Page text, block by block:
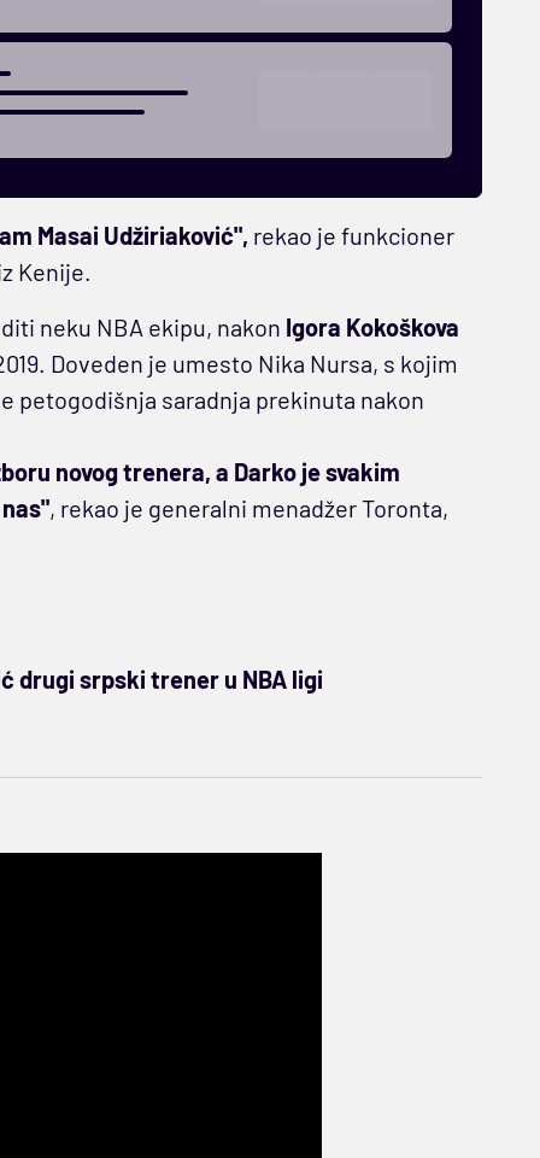
Masai Udžiriaković", rekao je funkcioner
Kenije.
neku NBA ekipu, nakon Igora Kokoškova
Doveden je umesto Nika Nursa, s kojim
petogodišnja saradnja prekinuta nakon
novog trenera, a Darko je svakim
, rekao je generalni menadžer Toronta,
drugi srpski trener u NBA ligi